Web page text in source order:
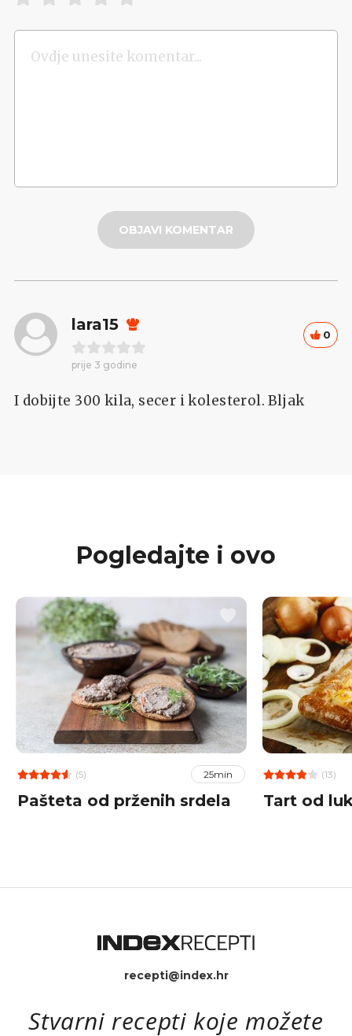
OBJAVI KOMENTAR
lara15
prije 3 godine
0
I dobijte 300 kila, secer i kolesterol. Bljak
Pogledajte i ovo
(5) 25min
Pašteta od prženih srdela
(13)
Tart od
recepti@index.hr
Stvarni recepti koje možete